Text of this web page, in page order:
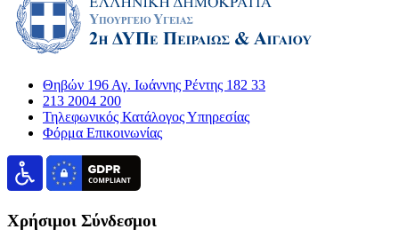
Θηβών 196 Αγ. Ιωάννης Ρέντης 182 33
213 2004 200
Τηλεφωνικός Κατάλογος Υπηρεσίας
Φόρμα Επικοινωνίας
Χρήσιμοι Σύνδεσμοι